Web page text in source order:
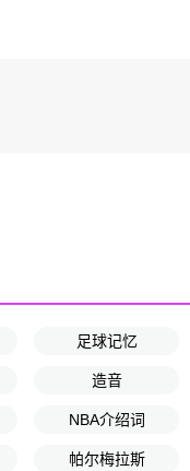
足球记忆
造音
NBA介绍词
帕尔梅拉斯